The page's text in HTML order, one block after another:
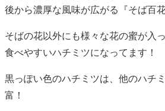
後から濃厚な風味が広がる『そば百花
そばの花以外にも様々な花の蜜が入
食べやすいハチミツになってます！
黒っぽい色のハチミツは、他のハチ
富！